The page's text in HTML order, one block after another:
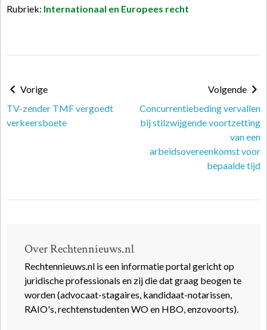
Rubriek: Internationaal en Europees recht
Vorige
TV-zender TMF vergoedt
verkeersboete
Volgende
Concurrentiebeding vervallen
bij stilzwijgende voortzetting
van een
arbeidsovereenkomst voor
bepaalde tijd
Over Rechtennieuws.nl
Rechtennieuws.nl is een informatie portal gericht op
juridische professionals en zij die dat graag beogen te
worden (advocaat-stagaires, kandidaat-notarissen,
RAIO's, rechtenstudenten WO en HBO, enzovoorts).